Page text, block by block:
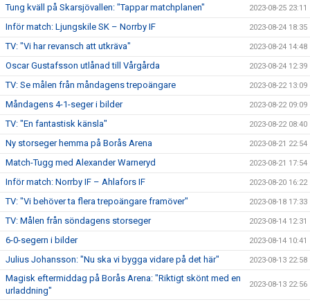
Tung kväll på Skarsjövallen: "Tappar matchplanen" 2023-08-25 23:11
Inför match: Ljungskile SK – Norrby IF 2023-08-24 18:35
TV: "Vi har revansch att utkräva" 2023-08-24 14:48
Oscar Gustafsson utlånad till Vårgårda 2023-08-24 12:39
TV: Se målen från måndagens trepoängare 2023-08-22 13:09
Måndagens 4-1-seger i bilder 2023-08-22 09:09
TV: "En fantastisk känsla" 2023-08-22 08:40
Ny storseger hemma på Borås Arena 2023-08-21 22:54
Match-Tugg med Alexander Warneryd 2023-08-21 17:54
Inför match: Norrby IF – Ahlafors IF 2023-08-20 16:22
TV: "Vi behöver ta flera trepoängare framöver" 2023-08-18 17:33
TV: Målen från söndagens storseger 2023-08-14 12:31
6-0-segern i bilder 2023-08-14 10:41
Julius Johansson: "Nu ska vi bygga vidare på det här" 2023-08-13 22:58
Magisk eftermiddag på Borås Arena: "Riktigt skönt med en
urladdning"
2023-08-13 22:56